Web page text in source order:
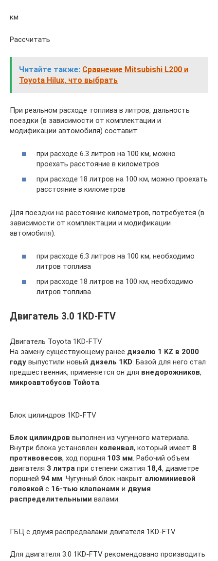
км
Рассчитать
Читайте также: Сравнение Mitsubishi L200 и
Toyota Hilux, что выбрать
При реальном расходе топлива в литров, дальность
поездки (в зависимости от комплектации и
модификации автомобиля) составит:
при расходе 6.3 литров на 100 км, можно
проехать расстояние в километров
при расходе 18 литров на 100 км, можно проехать
расстояние в километров
Для поездки на расстояние километров, потребуется (в
зависимости от комплектации и модификации
автомобиля):
при расходе 6.3 литров на 100 км, необходимо
литров топлива
при расходе 18 литров на 100 км, необходимо
литров топлива
Двигатель 3.0 1KD-FTV
Двигатель Toyota 1KD-FTV
На замену существующему ранее дизелю 1 KZ в 2000
году выпустили новый дизель 1KD. Базой для него стал
предшественник, применяется он для внедорожников,
микроавтобусов Тойота.
Блок цилиндров 1KD-FTV
Блок цилиндров выполнен из чугунного материала.
Внутри блока установлен коленвал, который имеет 8
противовесов, ход поршня 103 мм. Рабочий объем
двигателя 3 литра при степени сжатия 18,4, диаметре
поршней 94 мм. Чугунный блок накрыт алюминиевой
головкой с 16-тью клапанами и двумя
распределительными валами.
ГБЦ с двумя распредвалами двигателя 1KD-FTV
Для двигателя 3.0 1KD-FTV рекомендовано производить